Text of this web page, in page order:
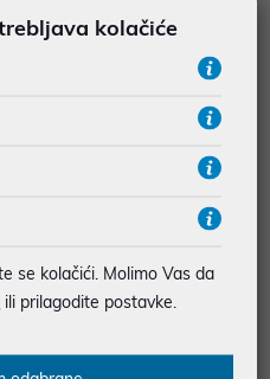
međusobno ne zbrajaju
mj. već od
kolačiće
se kolačići. Molimo Vas da
ili prilagodite postavke.